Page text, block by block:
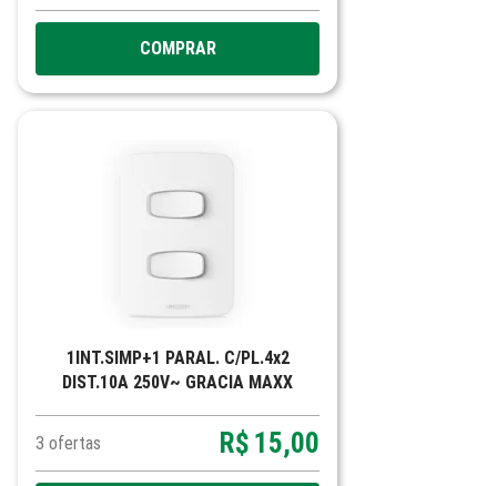
COMPRAR
1INT.SIMP+1 PARAL. C/PL.4x2
DIST.10A 250V~ GRACIA MAXX
3 ofertas R$ 15,00